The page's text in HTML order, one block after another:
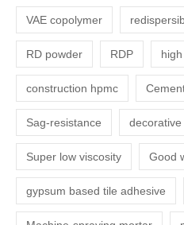
VAE copolymer
RD powder RDP
construction hpmc
Sag-resistance
Super low viscosity Good
gypsum based tile adhesive